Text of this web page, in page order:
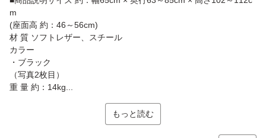
m
(座面高 約：46～56cm)
材 質 ソフトレザー、スチール
カラー
・ブラック
（写真2枚目）
重 量 約：14kg...
もっと読む